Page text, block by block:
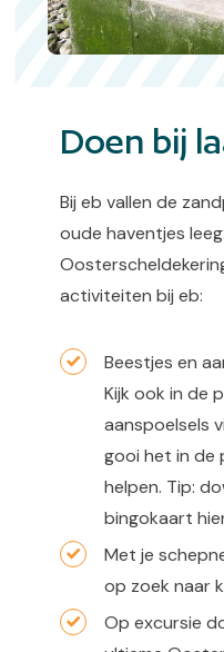
Doen bij
Bij eb vallen de
oude haventjes
activiteiten bij eb:
Beestjes en
Kijk ook in de
aanspoelsels
gooi het in de
helpen. Tip:
bingokaart
Met je
op zoek naar
Op excursie